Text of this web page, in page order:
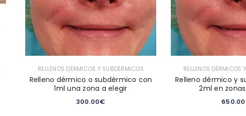
RELLENOS DÉRMICOS Y SUBDÉRMICOS
Relleno dérmico o subdérmico con
1ml una zona a elegir
300.00€
RELLENOS DÉRMICOS
Relleno dérmico y
2ml en
650.00